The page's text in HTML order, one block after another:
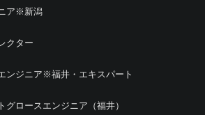
ア※新潟
クター
ンジニア※福井・エキスパート
グロースエンジニア（福井）